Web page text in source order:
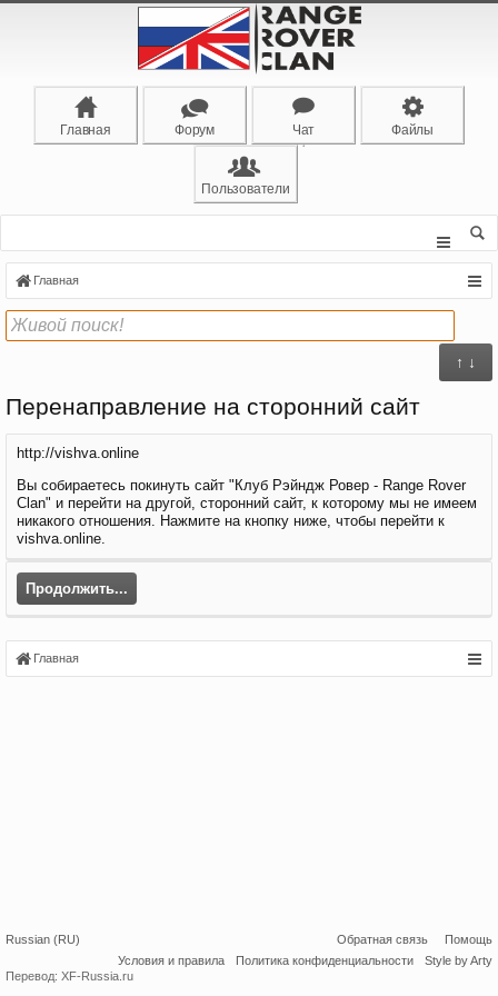
Главная Форум Чат Файлы
Пользователи
Главная
↑ ↓
Перенаправление на сторонний сайт
http://vishva.online
Вы собираетесь покинуть сайт "Клуб Рэйндж Ровер - Range Rover
Clan" и перейти на другой, сторонний сайт, к которому мы не имеем
никакого отношения. Нажмите на кнопку ниже, чтобы перейти к
vishva.online.
Продолжить...
Главная
Russian (RU) Обратная связь
Помощь
Условия и правила
Политика конфиденциальности
Style by Arty
Перевод: XF-Russia.ru